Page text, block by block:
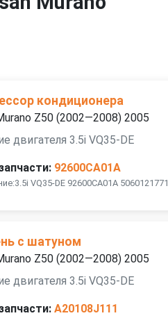
кондиционера
Z50 (2002—2008) 2005
двигателя 3.5i VQ35-DE
92600CA01A
VQ35-DE 92600CA01A 5060121771
с шатуном
Z50 (2002—2008) 2005
двигателя 3.5i VQ35-DE
A20108J111